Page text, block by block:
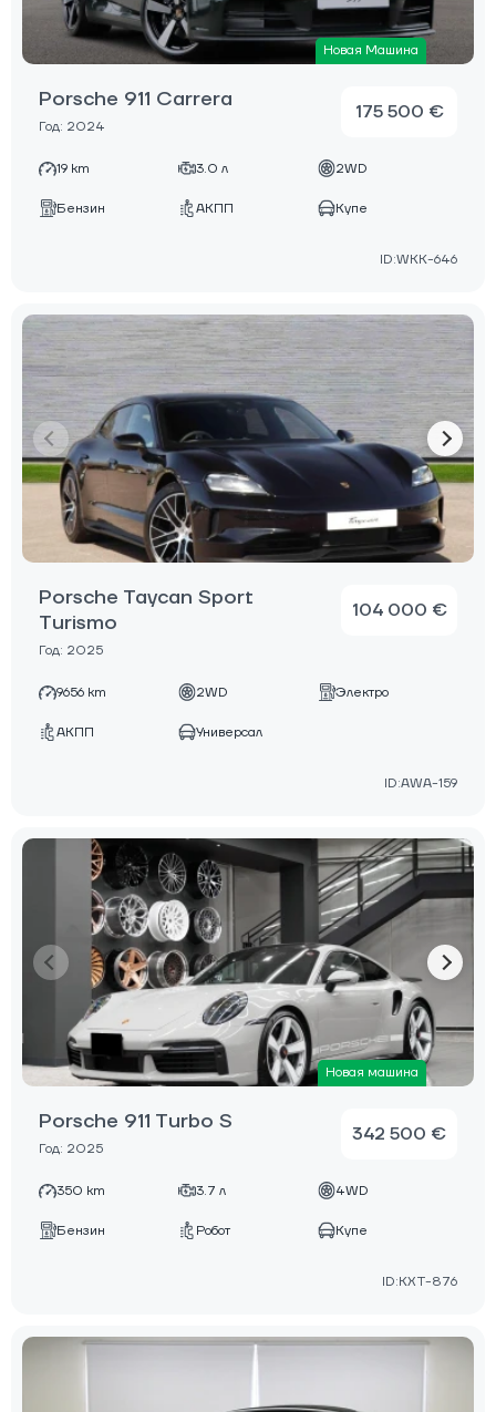
Новая Машина
Porsche 911 Carrera
Год: 2024
175 500 €
19 km 3.0 л 2WD
Бензин АКПП Купе
ID:WKK-646
Porsche Taycan Sport
Turismo
Год: 2025
104 000 €
9656 km 2WD Электро
АКПП Универсал
ID:AWA-159
Новая машина
Porsche 911 Turbo S
Год: 2025
342 500 €
350 km 3.7 л 4WD
Бензин Робот Купе
ID:KXT-876